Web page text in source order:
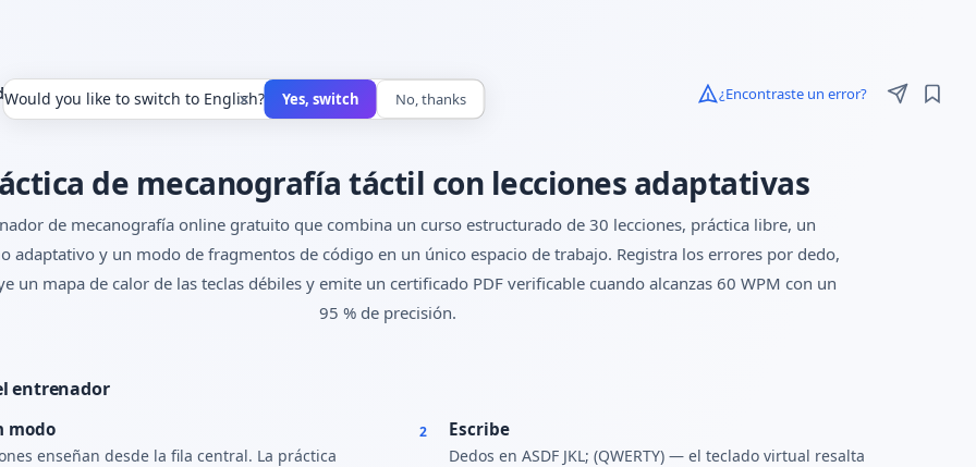
de Mecanografía ¿Encontraste un error?
de mecanografía táctil con lecciones adaptativas
de mecanografía online gratuito que combina un curso estructurado de 30 lecciones, práctica libre, un
adaptativo y un modo de fragmentos de código en un único espacio de trabajo. Registra los errores por dedo,
un mapa de calor de las teclas débiles y emite un certificado PDF verificable cuando alcanzas 60 WPM con un
95 % de precisión.
entrenador
modo
enseñan desde la fila central. La práctica
2 Escribe
Dedos en ASDF JKL; (QWERTY) — el teclado virtual resalta
×
Would you like to switch to English? Yes, switch No, thanks